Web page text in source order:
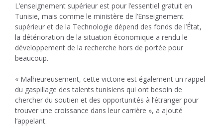
L’enseignement supérieur est pour l’essentiel gratuit en
Tunisie, mais comme le ministère de l’Enseignement
supérieur et de la Technologie dépend des fonds de l’État,
la détérioration de la situation économique a rendu le
développement de la recherche hors de portée pour
beaucoup.
« Malheureusement, cette victoire est également un rappel
du gaspillage des talents tunisiens qui ont besoin de
chercher du soutien et des opportunités à l’étranger pour
trouver une croissance dans leur carrière », a ajouté
l’appelant.